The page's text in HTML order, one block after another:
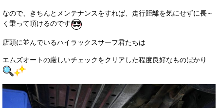
なので、きちんとメンテナンスをすれば、走行距離を気にせずに長～
く乗って頂けるのです
店頭に並んでいるハイラックスサーフ君たちは
エムズオートの厳しいチェックをクリアした程度良好なものばかり